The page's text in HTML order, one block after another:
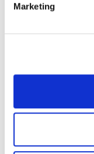
Marketing